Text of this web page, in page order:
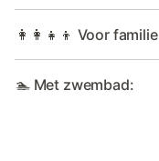
👩‍👩‍👧‍👦 Voor
🏊 Met zwembad: